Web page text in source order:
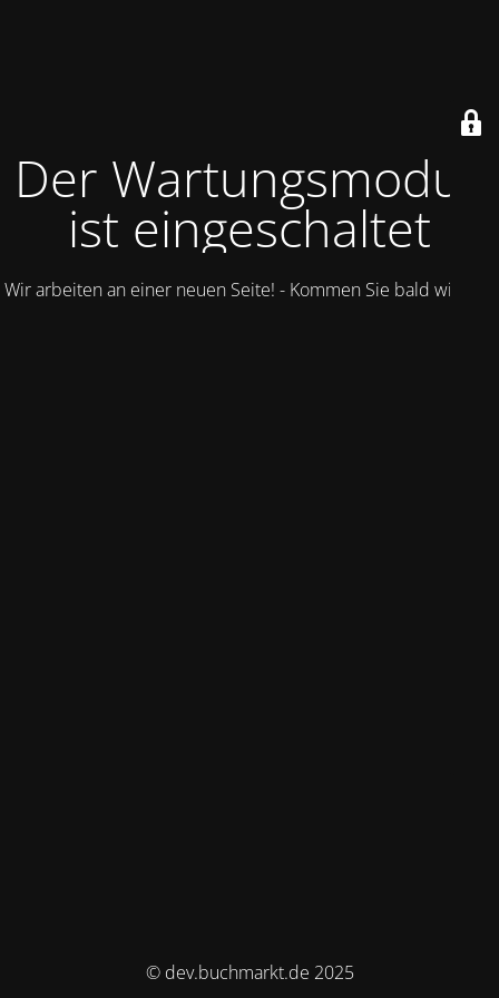
Der Wartungsmodus
ist eingeschaltet
Wir arbeiten an einer neuen Seite! - Kommen Sie bald wieder.
© dev.buchmarkt.de 2025